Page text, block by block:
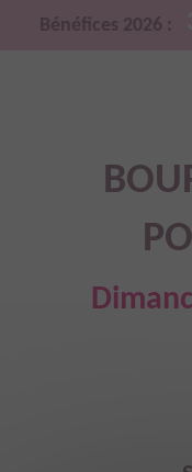
Bénéfices 2026 :